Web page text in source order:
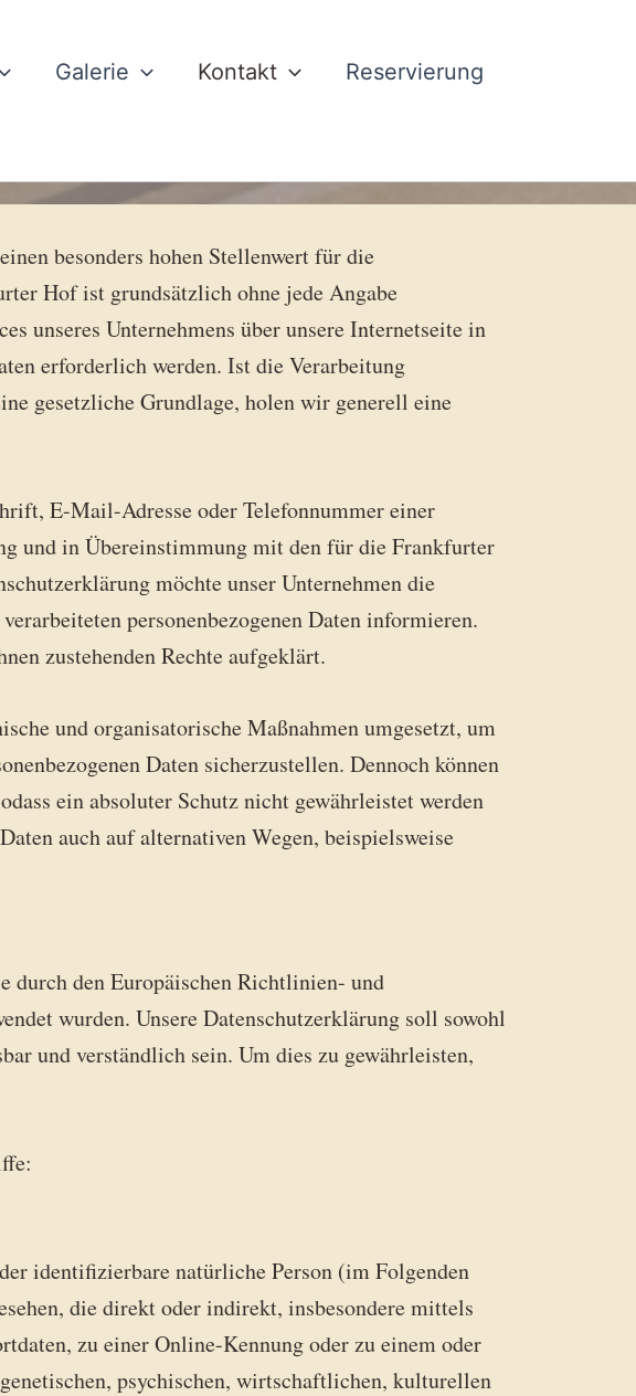
Galerie Kontakt
Reservierung
besonders hohen Stellenwert für die
Hof ist grundsätzlich ohne jede Angabe
unseres Unternehmens über unsere Internetseite in
erforderlich werden. Ist die Verarbeitung
gesetzliche Grundlage, holen wir generell eine
E-Mail-Adresse oder Telefonnummer einer
und in Übereinstimmung mit den für die Frankfurter
möchte unser Unternehmen die
personenbezogenen Daten informieren.
zustehenden Rechte aufgeklärt.
und organisatorische Maßnahmen umgesetzt, um
Daten sicherzustellen. Dennoch können
ein absoluter Schutz nicht gewährleistet werden
auch auf alternativen Wegen, beispielsweise
den Europäischen Richtlinien- und
wurden. Unsere Datenschutzerklärung soll sowohl
und verständlich sein. Um dies zu gewährleisten,
identifizierbare natürliche Person (im Folgenden
die direkt oder indirekt, insbesondere mittels
zu einer Online-Kennung oder zu einem oder
psychischen, wirtschaftlichen, kulturellen